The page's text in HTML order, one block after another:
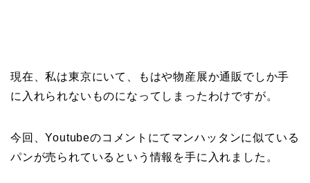
現在、私は東京にいて、もはや物産展か通販でしか手
に入れられないものになってしまったわけですが。
今回、Youtubeのコメントにてマンハッタンに似ている
パンが売られているという情報を手に入れました。